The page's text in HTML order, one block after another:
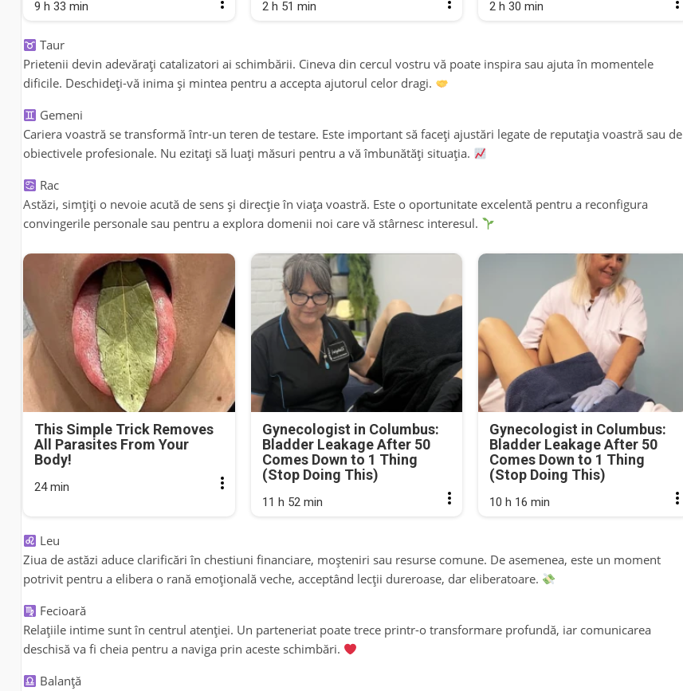
9 h 33 min 2 h 51 min 2 h 30 min
Taur
Prietenii devin adevărați catalizatori ai schimbării. Cineva din cercul vostru vă poate inspira sau ajuta în momentele
dificile. Deschideți-vă inima și mintea pentru a accepta ajutorul celor dragi.
Gemeni
Cariera voastră se transformă într-un teren de testare. Este important să faceți ajustări legate de reputația voastră sau de
obiectivele profesionale. Nu ezitați să luați măsuri pentru a vă îmbunătăți situația.
Rac
Astăzi, simțiți o nevoie acută de sens și direcție în viața voastră. Este o oportunitate excelentă pentru a reconfigura
convingerile personale sau pentru a explora domenii noi care vă stârnesc interesul.
This Simple Trick Removes
All Parasites From Your
Body!
24 min
Gynecologist in Columbus:
Bladder Leakage After 50
Comes Down to 1 Thing
(Stop Doing This)
11 h 52 min
Gynecologist in Columbus:
Bladder Leakage After 50
Comes Down to 1 Thing
(Stop Doing This)
10 h 16 min
Leu
Ziua de astăzi aduce clarificări în chestiuni financiare, moșteniri sau resurse comune. De asemenea, este un moment
potrivit pentru a elibera o rană emoțională veche, acceptând lecții dureroase, dar eliberatoare.
Fecioară
Relațiile intime sunt în centrul atenției. Un parteneriat poate trece printr-o transformare profundă, iar comunicarea
deschisă va fi cheia pentru a naviga prin aceste schimbări.
Balanță